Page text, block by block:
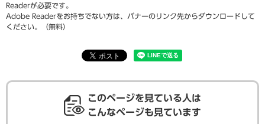
Readerが必要です。
Adobe Readerをお持ちでない方は、バナーのリンク先からダウンロードして
ください。（無料）
このページを見ている人は
こんなページも見ています